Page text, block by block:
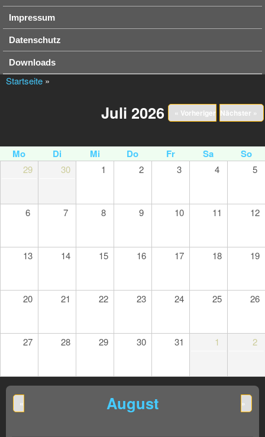
Impressum
Datenschutz
Downloads
Startseite »
Juli 2026 « Vorheriger Nächster »
Mo Di Mi Do Fr Sa So
29 30 1 2 3 4 5
6 7 8 9 10 11 12
13 14 15 16 17 18 19
20 21 22 23 24 25 26
27 28 29 30 31 1 2
August
« »